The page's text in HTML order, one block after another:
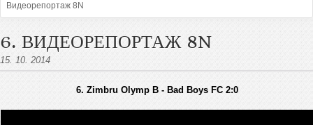
Видеорепортаж 8N
6. ВИДЕОРЕПОРТАЖ 8N
15. 10. 2014
6. Zimbru Olymp B - Bad Boys FC 2:0